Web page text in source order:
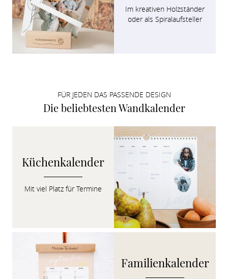
Im kreativen Holzständer
oder als Spiralaufsteller
FÜR JEDEN DAS PASSENDE DESIGN
Die beliebtesten Wandkalender
Küchenkalender
Mit viel Platz für Termine
Familienkalender